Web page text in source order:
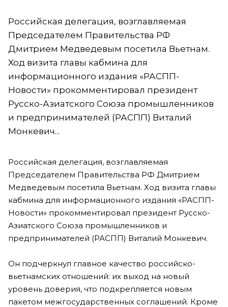
Российская делегация, возглавляемая
Председателем Правительства РФ
Дмитрием Медведевым посетила Вьетнам.
Ход визита главы кабмина для
информационного издания «РАСПП-
Новости» прокомментировал президент
Русско-Азиатского Союза промышленников
и предпринимателей (РАСПП) Виталий
Монкевич...
Российская делегация, возглавляемая
Председателем Правительства РФ Дмитрием
Медведевым посетила Вьетнам. Ход визита главы
кабмина для информационного издания «РАСПП-
Новости» прокомментировал президент Русско-
Азиатского Союза промышленников и
предпринимателей (РАСПП) Виталий Монкевич.
Он подчеркнул главное качество российско-
вьетнамских отношений: их выход на новый
уровень доверия, что подкрепляется новым
пакетом межгосударственных соглашений. Кроме